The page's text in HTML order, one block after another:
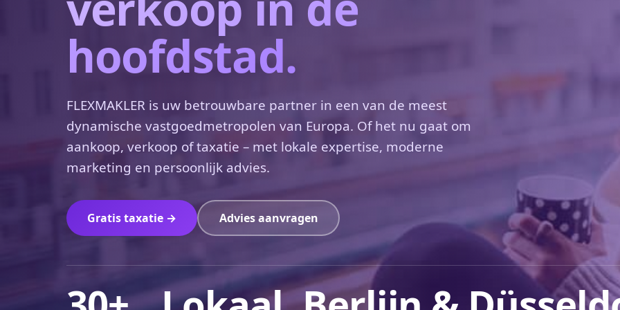
hoofdstad.
FLEXMAKLER is uw betrouwbare partner in een van de meest
dynamische vastgoedmetropolen van Europa. Of het nu gaat om
aankoop, verkoop of taxatie – met lokale expertise, moderne
marketing en persoonlijk advies.
Gratis taxatie → Advies aanvragen